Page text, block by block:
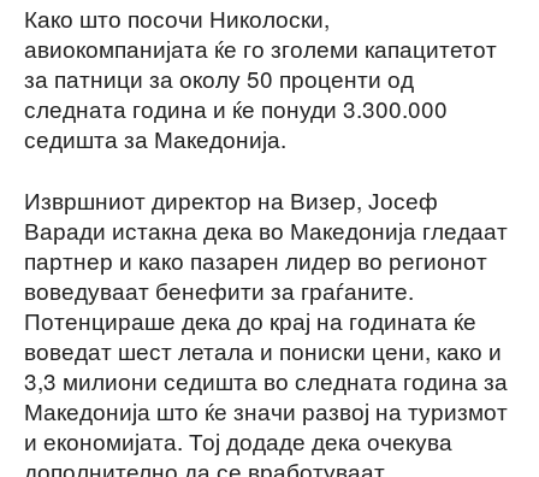
Како што посочи Николоски,
авиокомпанијата ќе го зголеми капацитетот
за патници за околу 50 проценти од
следната година и ќе понуди 3.300.000
седишта за Македонија.
Извршниот директор на Визер, Јосеф
Варади истакна дека во Македонија гледаат
партнер и како пазарен лидер во регионот
воведуваат бенефити за граѓаните.
Потенцираше дека до крај на годината ќе
воведат шест летала и пониски цени, како и
3,3 милиони седишта во следната година за
Македонија што ќе значи развој на туризмот
и економијата. Тој додаде дека очекува